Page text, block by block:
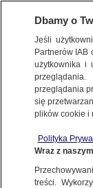
ŚWIAT
na granicy
29.06.2019, 06:57
Dbamy o
Jeśli
Partnerów
użytkownika i
przeglądania
się
plików cookie i
Polityka
Wraz z
treści.